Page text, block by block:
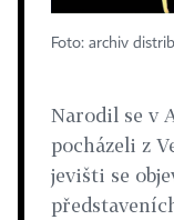
Foto: archiv
Narodil se v
pocházeli z
jevišti se